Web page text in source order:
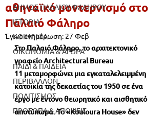
ΔΗΜΟΣ ΠΑΛΑΙΟΥ ΦΑΛΗΡΟΥ
ΙΣΤΟΡΙΑ
ΚΟΙΝΩΝΙΑ
ΟΙΚΟΝΟΜΙΑ & ΑΓΟΡΑ
ΠΑΙΔΙ & ΠΑΙΔΕΙΑ
ΠΕΡΙΒΑΛΛΟΝ
ΠΟΛΙΤΙΣΜΟΣ
ΠΡΟΣΩΠΑ & ΑΠΟΨΕΙΣ
αθηναϊκό μοντερνισμό στο
Παλαιό Φάληρο
Έγινε ενημέρωση: 27 Φεβ
Στο Παλαιό Φάληρο, το αρχιτεκτονικό
γραφείο Architectural Bureau
11 μεταμορφώνει μια εγκαταλελειμμένη
κατοικία της δεκαετίας του 1950 σε ένα
έργο με έντονο θεωρητικό και αισθητικό
αποτύπωμα. Το «Kouloura House» δεν